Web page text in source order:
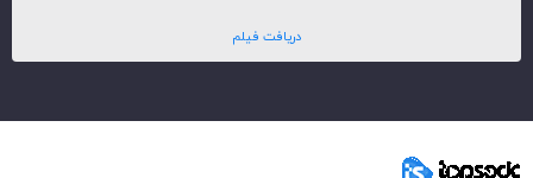
دریافت فیلم